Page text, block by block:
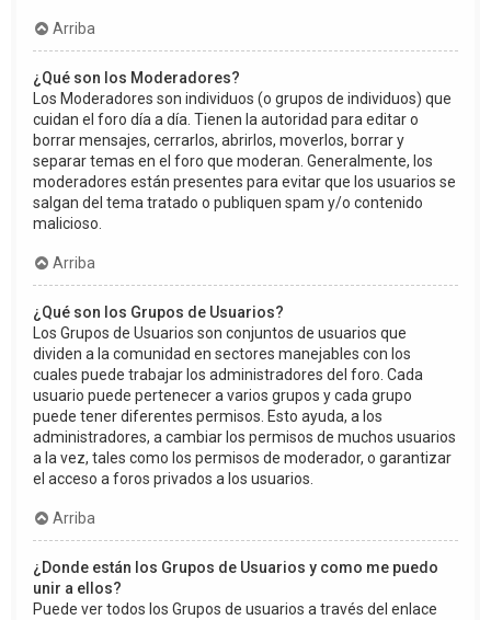
Arriba
¿Qué son los Moderadores?
Los Moderadores son individuos (o grupos de individuos) que
cuidan el foro día a día. Tienen la autoridad para editar o
borrar mensajes, cerrarlos, abrirlos, moverlos, borrar y
separar temas en el foro que moderan. Generalmente, los
moderadores están presentes para evitar que los usuarios se
salgan del tema tratado o publiquen spam y/o contenido
malicioso.
Arriba
¿Qué son los Grupos de Usuarios?
Los Grupos de Usuarios son conjuntos de usuarios que
dividen a la comunidad en sectores manejables con los
cuales puede trabajar los administradores del foro. Cada
usuario puede pertenecer a varios grupos y cada grupo
puede tener diferentes permisos. Esto ayuda, a los
administradores, a cambiar los permisos de muchos usuarios
a la vez, tales como los permisos de moderador, o garantizar
el acceso a foros privados a los usuarios.
Arriba
¿Donde están los Grupos de Usuarios y como me puedo
unir a ellos?
Puede ver todos los Grupos de usuarios a través del enlace